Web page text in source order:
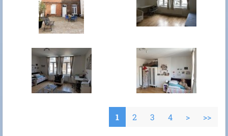
1 2 3 4 > >>